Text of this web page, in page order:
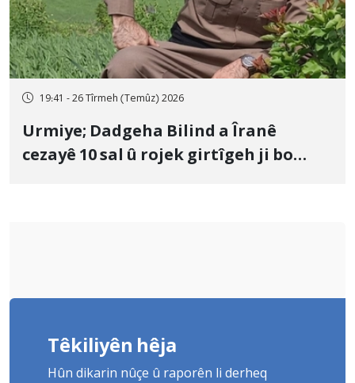
19:41 - 26 Tîrmeh (Temûz) 2026
Urmiye; Dadgeha Bilind a Îranê
cezayê 10 sal û rojek girtîgeh ji bo
Têkiliyên hêja
Hûn dikarin nûçe û raporên li derheq